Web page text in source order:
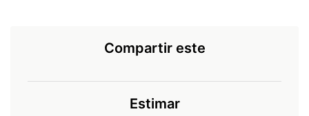
Compartir este
Estimar